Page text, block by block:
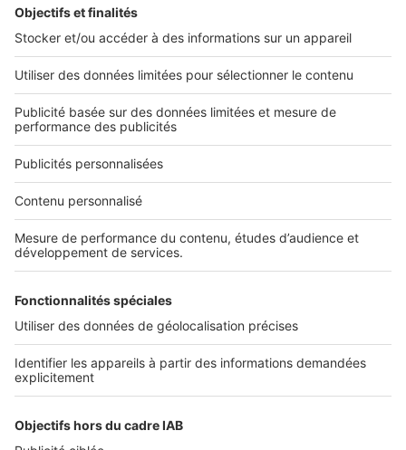
Nos applications
Découvrez nos applications
Services pro
Accès client
Informations légales
Politique Générale de Protection des Données